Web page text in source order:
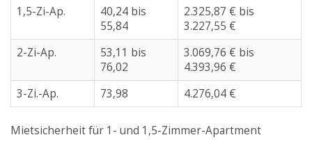
1,5-Zi-Ap.
40,24 bis
55,84
2.325,87 € bis
3.227,55 €
2-Zi-Ap.
53,11 bis
76,02
3.069,76 € bis
4.393,96 €
3-Zi.-Ap.
73,98 4.276,04 €
Mietsicherheit für 1- und 1,5-Zimmer-Apartment